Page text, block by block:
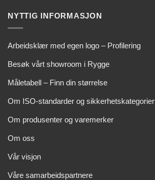
NYTTIG INFORMASJON
Arbeidsklær med egen logo – Profilering
Besøk vårt showroom i Rygge
Måletabell – Finn din størrelse
Om ISO-standarder og sikkerhetskategorier
Om produsenter og varemerker
Om oss
Vår visjon
Våre samarbeidspartnere